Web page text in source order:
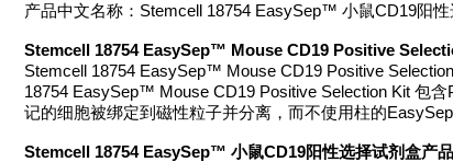
产品中文名称：Stemcell 18754 EasySep™ 小鼠CD19阳
Stemcell 18754 EasySep™ Mouse CD19 Positive
Stemcell 18754 EasySep™ Mouse CD19 Positive
18754 EasySep™ Mouse CD19 Positive Selection Kit 包
记的细胞被绑定到磁性粒子并分离，而不使用柱的
Stemcell 18754 EasySep™ 小鼠CD19阳性选择试剂盒产